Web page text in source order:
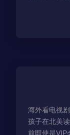
海外看电视
孩子在北美
前即使是VIP